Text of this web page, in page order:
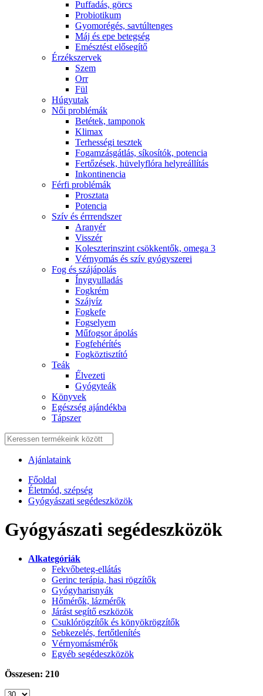
Puffadás, görcs
Probiotikum
Gyomorégés, savtúltenges
Máj és epe betegség
Emésztést elősegítő
Érzékszervek
Szem
Orr
Fül
Húgyutak
Női problémák
Betétek, tamponok
Klimax
Terhességi tesztek
Fogamzásgátlás, síkosítók, potencia
Fertőzések, hüvelyflóra helyreállítás
Inkontinencia
Férfi problémák
Prosztata
Potencia
Szív és érrrendszer
Aranyér
Visszér
Koleszterinszint csökkentők, omega 3
Vérnyomás és szív gyógyszerei
Fog és szájápolás
Í́nygyulladás
Fogkrém
Szájvíz
Fogkefe
Fogselyem
Műfogsor ápolás
Fogfehérítés
Fogköztisztító
Teák
É́lvezeti
Gyógyteák
Könyvek
Egészség ajándékba
Tápszer
Ajánlataink
Főoldal
Életmód, szépség
Gyógyászati segédeszközök
Gyógyászati segédeszközök
Alkategóriák
Fekvőbeteg-ellátás
Gerinc terápia, hasi rögzítők
Gyógyharisnyák
Hőmérők, lázmérők
Járást segítő eszközök
Csuklórögzítők és könyökrögzítők
Sebkezelés, fertőtlenítés
Vérnyomásmérők
Egyéb segédeszközök
Összesen: 210